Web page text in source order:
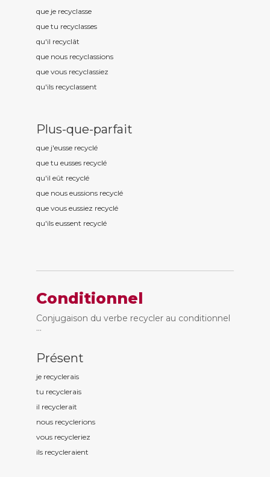
que je recyclasse
que tu recyclasses
qu'il recyclât
que nous recyclassions
que vous recyclassiez
qu'ils recyclassent
Plus-que-parfait
que j'eusse recyclé
que tu eusses recyclé
qu'il eût recyclé
que nous eussions recyclé
que vous eussiez recyclé
qu'ils eussent recyclé
Conditionnel
Conjugaison du verbe recycler au conditionnel
...
Présent
je recyclerais
tu recyclerais
il recyclerait
nous recyclerions
vous recycleriez
ils recycleraient